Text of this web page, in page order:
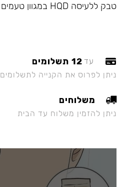
טבק ללעיסה HQD במגוון טעמים
עד 12 תשלומים
ניתן לפרוס את הקנייה לתשלומים
משלוחים
ניתן להזמין משלוח עד הבית